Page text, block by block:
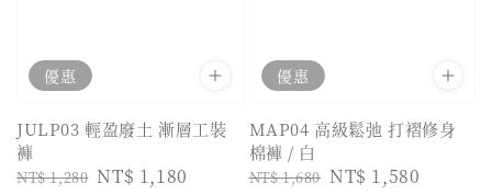
優惠
JULP03 輕盈廢土 漸層工裝
褲
Regular
NT$ 1,280 Sale
NT$ 1,180
優惠
MAP04 高級鬆弛 打褶修身
棉褲 / 白
Regular
NT$ 1,680 Sale
NT$ 1,580